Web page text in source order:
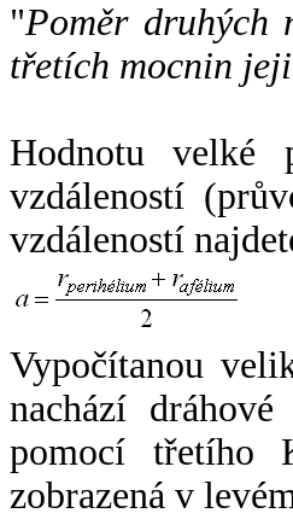
"Poměr druhých
třetích mocnin
Hodnotu velké
vzdáleností
vzdáleností
Vypočítanou
nachází
pomocí třetího
zobrazená v